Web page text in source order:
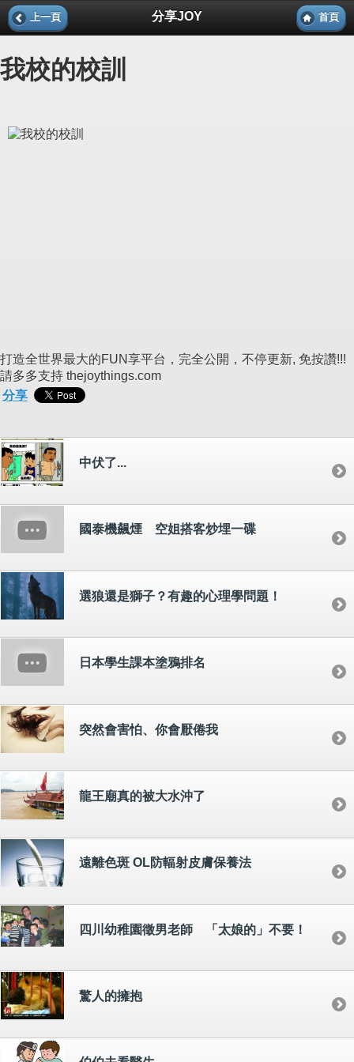
上一頁 分享JOY 首頁
我校的校訓
打造全世界最大的FUN享平台，完全公開，不停更新, 免按讚!!!
請多多支持 thejoythings.com
分享
中伏了...
國泰機飆煙 空姐搭客炒埋一碟
選狼還是獅子？有趣的心理學問題！
日本學生課本塗鴉排名
突然會害怕、你會厭倦我
龍王廟真的被大水沖了
遠離色斑 OL防輻射皮膚保養法
四川幼稚園徵男老師 「太娘的」不要！
驚人的擁抱